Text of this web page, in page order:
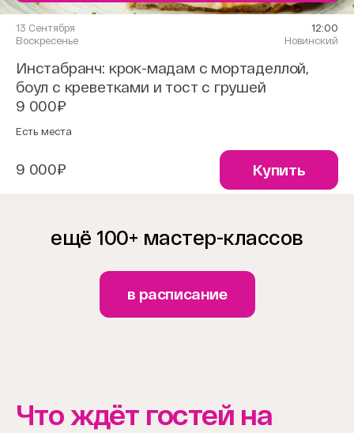
13 Сентября
Воскресенье
12:00
Новинский
Инстабранч: крок-мадам с мортаделлой,
боул с креветками и тост с грушей
9 000₽
Есть места
9 000₽ Купить
ещё 100+ мастер-классов
в расписание
Что ждёт гостей на